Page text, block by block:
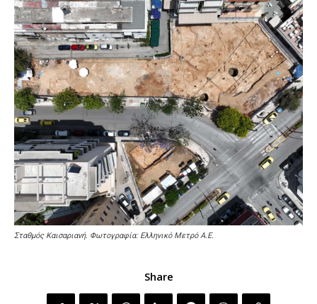
Σταθμός Καισαριανή. Φωτογραφία: Ελληνικό Μετρό Α.Ε.
Share